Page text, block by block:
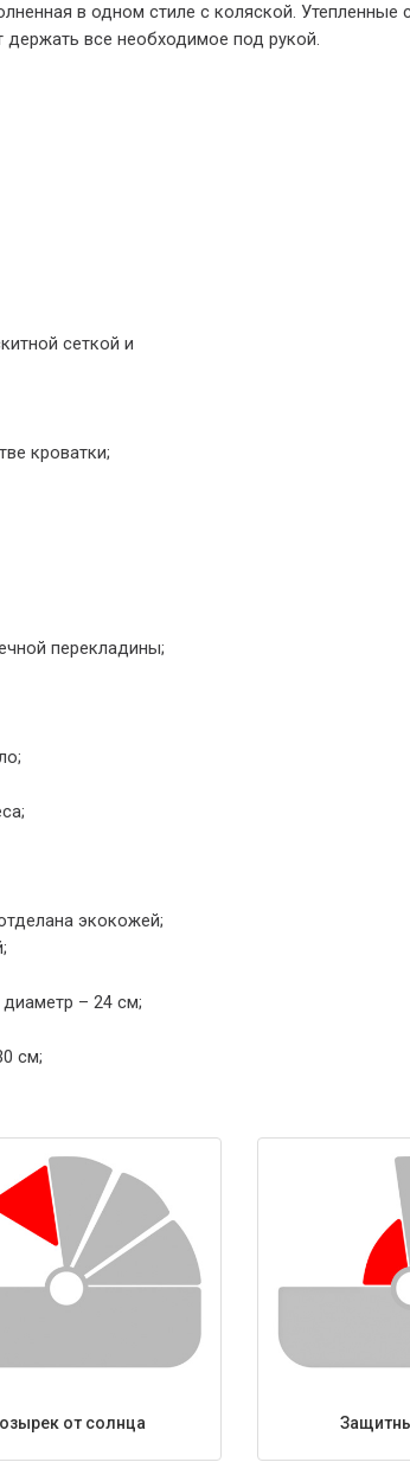
в одном стиле с коляской. Утепленные
все необходимое под рукой.
сеткой и
кроватки;
перекладины;
экокожей;
– 24 см;
см;
от солнца